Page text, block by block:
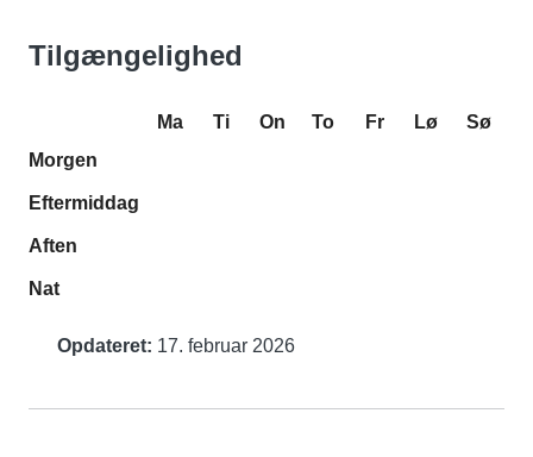
Tilgængelighed
Ma Ti On To Fr Lø
Sø
Morgen
Eftermiddag
Aften
Nat
Opdateret: 17. februar 2026